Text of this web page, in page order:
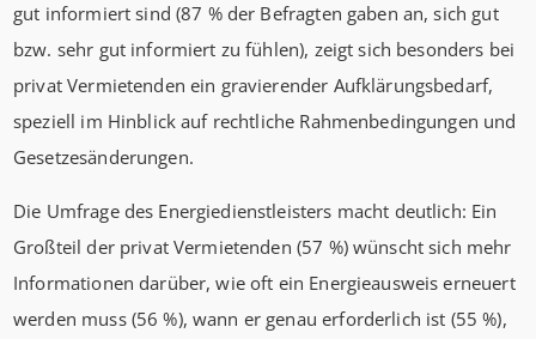
gut informiert sind (87 % der Befragten gaben an, sich gut
bzw. sehr gut informiert zu fühlen), zeigt sich besonders bei
privat Vermietenden ein gravierender Aufklärungsbedarf,
speziell im Hinblick auf rechtliche Rahmenbedingungen und
Gesetzesänderungen.
Die Umfrage des Energiedienstleisters macht deutlich: Ein
Großteil der privat Vermietenden (57 %) wünscht sich mehr
Informationen darüber, wie oft ein Energieausweis erneuert
werden muss (56 %), wann er genau erforderlich ist (55 %),